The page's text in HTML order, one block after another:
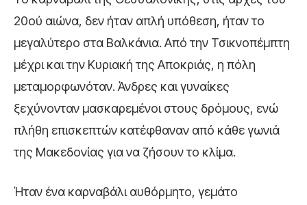
20ού αιώνα, δεν ήταν απλή υπόθεση, ήταν το
μεγαλύτερο στα Βαλκάνια. Από την Τσικνοπέμπτη
μέχρι και την Κυριακή της Αποκριάς, η πόλη
μεταμορφωνόταν. Άνδρες και γυναίκες
ξεχύνονταν μασκαρεμένοι στους δρόμους, ενώ
πλήθη επισκεπτών κατέφθαναν από κάθε γωνιά
της Μακεδονίας για να ζήσουν το κλίμα.
Ήταν ένα καρναβάλι αυθόρμητο, γεμάτο